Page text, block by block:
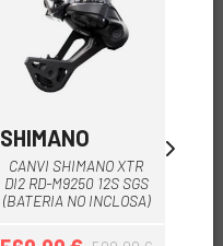
SHIMANO
CANVI SHIMANO XTR
DI2 RD-M9250 12S SGS
(BATERIA NO INCLOSA)